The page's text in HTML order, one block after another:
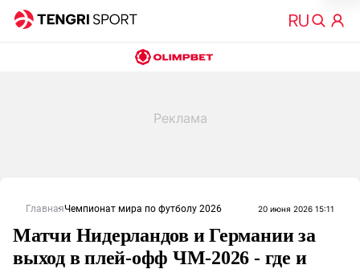
ГлавнаяЧемпионат мира по футболу 2026 20 июня 2026 15:11
Матчи Нидерландов и Германии за
выход в плей-офф ЧМ-2026 - где и